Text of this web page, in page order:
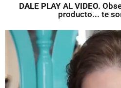
DALE PLAY AL VIDEO.
producto... te